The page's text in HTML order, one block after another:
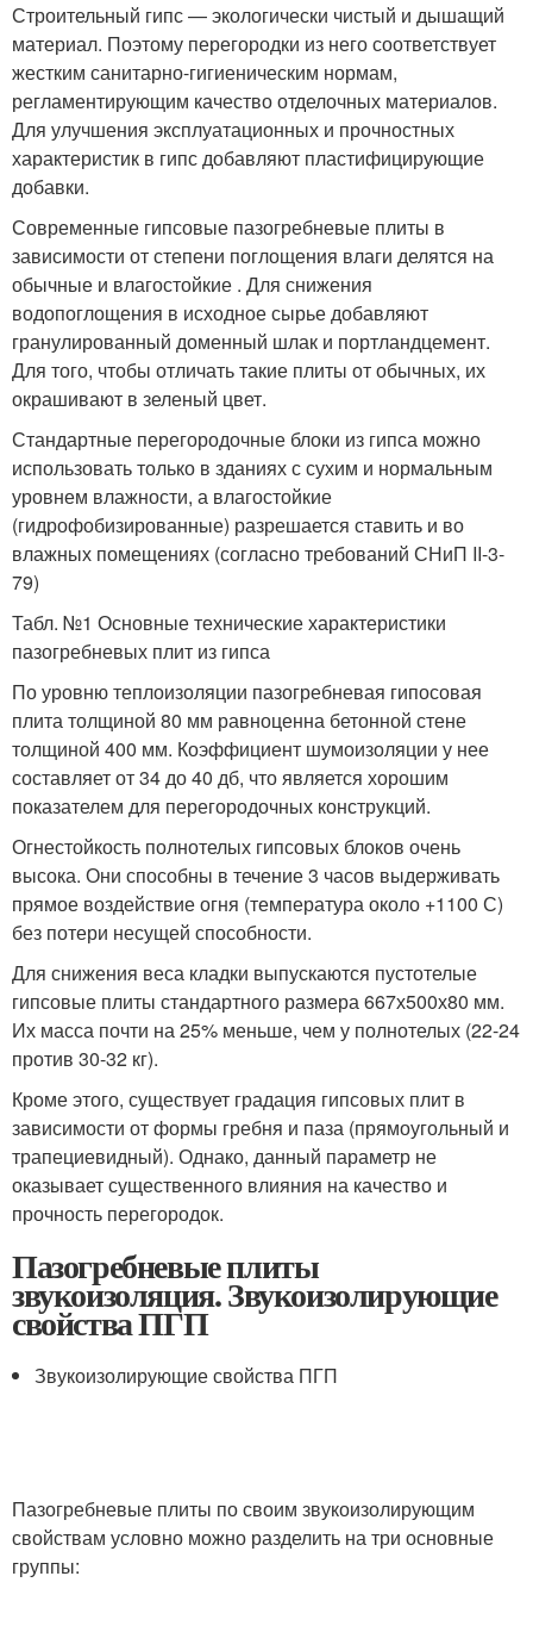
Строительный гипс — экологически чистый и дышащий
материал. Поэтому перегородки из него соответствует
жестким санитарно-гигиеническим нормам,
регламентирующим качество отделочных материалов.
Для улучшения эксплуатационных и прочностных
характеристик в гипс добавляют пластифицирующие
добавки.
Современные гипсовые пазогребневые плиты в
зависимости от степени поглощения влаги делятся на
обычные и влагостойкие . Для снижения
водопоглощения в исходное сырье добавляют
гранулированный доменный шлак и портландцемент.
Для того, чтобы отличать такие плиты от обычных, их
окрашивают в зеленый цвет.
Стандартные перегородочные блоки из гипса можно
использовать только в зданиях с сухим и нормальным
уровнем влажности, а влагостойкие
(гидрофобизированные) разрешается ставить и во
влажных помещениях (согласно требований СНиП II-3-
79)
Табл. №1 Основные технические характеристики
пазогребневых плит из гипса
По уровню теплоизоляции пазогребневая гипосовая
плита толщиной 80 мм равноценна бетонной стене
толщиной 400 мм. Коэффициент шумоизоляции у нее
составляет от 34 до 40 дб, что является хорошим
показателем для перегородочных конструкций.
Огнестойкость полнотелых гипсовых блоков очень
высока. Они способны в течение 3 часов выдерживать
прямое воздействие огня (температура около +1100 С)
без потери несущей способности.
Для снижения веса кладки выпускаются пустотелые
гипсовые плиты стандартного размера 667х500х80 мм.
Их масса почти на 25% меньше, чем у полнотелых (22-24
против 30-32 кг).
Кроме этого, существует градация гипсовых плит в
зависимости от формы гребня и паза (прямоугольный и
трапециевидный). Однако, данный параметр не
оказывает существенного влияния на качество и
прочность перегородок.
Пазогребневые плиты
звукоизоляция. Звукоизолирующие
свойства ПГП
Звукоизолирующие свойства ПГП
Пазогребневые плиты по своим звукоизолирующим
свойствам условно можно разделить на три основные
группы: